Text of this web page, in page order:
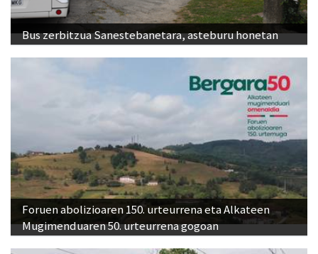
Bus zerbitzua Sanestebanetara, asteburu honetan
Foruen abolizioaren 150. urteurrena eta Alkateen
Mugimenduaren 50. urteurrena gogoan